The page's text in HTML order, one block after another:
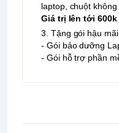
laptop, chuột
Giá trị lên tới 600k
3. Tặng gói hậu
- Gói bảo dưỡng
- Gói hỗ trợ phần